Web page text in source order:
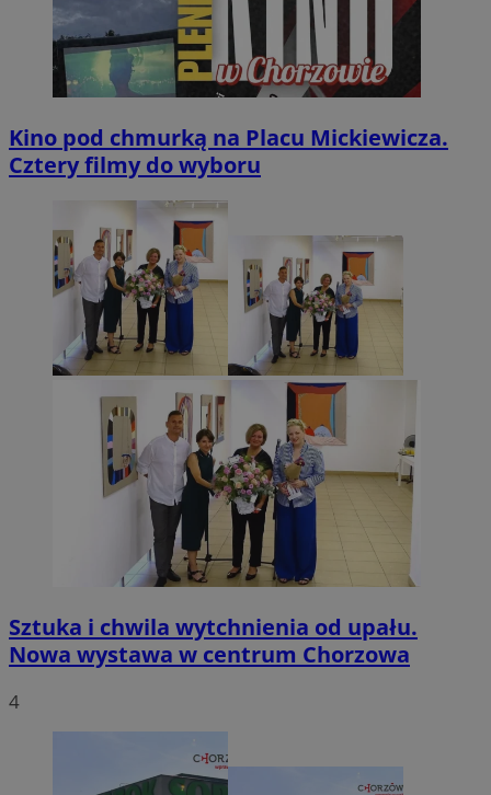
Kino pod chmurką na Placu Mickiewicza.
Cztery filmy do wyboru
Sztuka i chwila wytchnienia od upału.
Nowa wystawa w centrum Chorzowa
4